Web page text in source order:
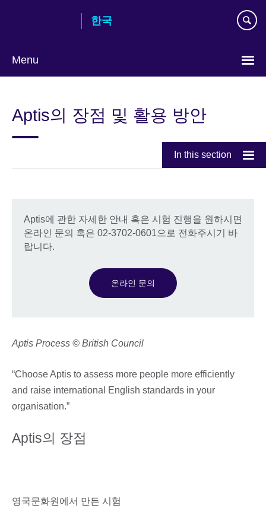
content
한국
Menu
Aptis의 장점 및 활용 방안
In this section
Aptis에 관한 자세한 안내 혹은 시험 진행을 원하시면
온라인 문의 혹은 02-3702-0601으로 전화주시기 바
랍니다.
온라인 문의
Aptis Process © British Council
“Choose Aptis to assess more people more efficiently
and raise international English standards in your
organisation.”
Aptis의 장점
영국문화원에서 만든 시험